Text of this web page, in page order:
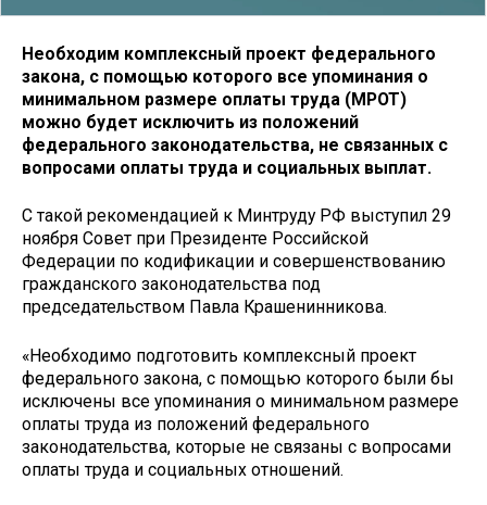
Необходим комплексный проект федерального
закона, с помощью которого все упоминания о
минимальном размере оплаты труда (МРОТ)
можно будет исключить из положений
федерального законодательства, не связанных с
вопросами оплаты труда и социальных выплат.
С такой рекомендацией к Минтруду РФ выступил 29
ноября Совет при Президенте Российской
Федерации по кодификации и совершенствованию
гражданского законодательства под
председательством Павла Крашенинникова.
«Необходимо подготовить комплексный проект
федерального закона, с помощью которого были бы
исключены все упоминания о минимальном размере
оплаты труда из положений федерального
законодательства, которые не связаны с вопросами
оплаты труда и социальных отношений.